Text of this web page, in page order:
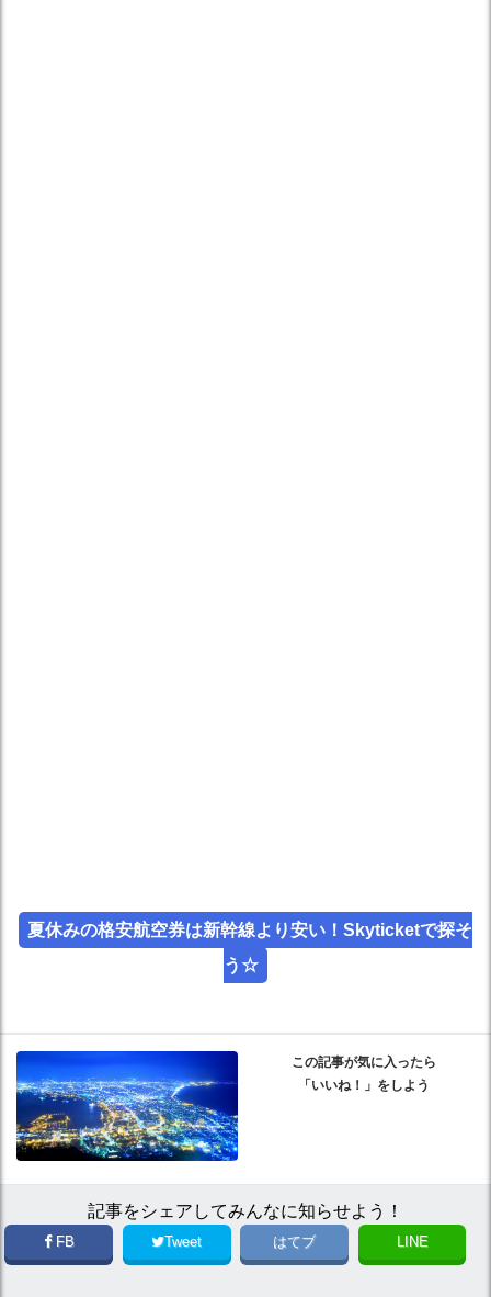
夏休みの格安航空券は新幹線より安い！Skyticketで探そ
う☆
この記事が気に入ったら
「いいね！」をしよう
記事をシェアしてみんなに知らせよう！
FB Tweet はてブ LINE